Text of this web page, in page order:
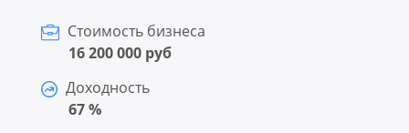
Стоимость бизнеса
16 200 000 руб
Доходность
67 %